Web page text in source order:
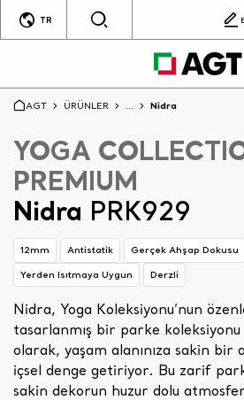
TR
AGT ÜRÜNLER ... Nidra
YOGA
PREMIUM
Nidra PRK929
12mm Antistatik Gerçek Ahşap Dokusu
Yerden Isıtmaya Uygun
Derzli
Nidra, Yoga Koleksiyonu’nun
tasarlanmış bir parke koleksiyonu
olarak, yaşam alanınıza sakin bir
içsel denge getiriyor. Bu zarif
sakin dekorun huzur dolu